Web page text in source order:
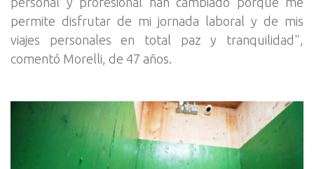
permite disfrutar de mi jornada laboral y de mis
viajes personales en total paz y tranquilidad",
comentó Morelli, de 47 años.